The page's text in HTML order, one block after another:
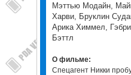
Мэттью Модайн,
Харви, Бруклин
Арика Химмел,
Бэттл
О фильме:
Спецагент Никки